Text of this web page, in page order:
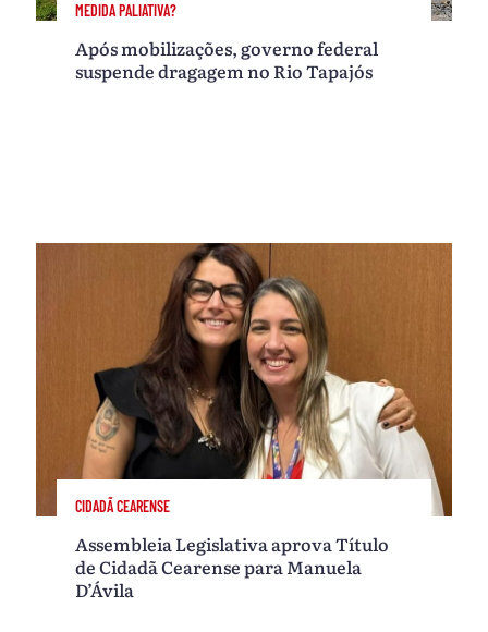
MEDIDA PALIATIVA?
Após mobilizações, governo federal
suspende dragagem no Rio Tapajós
CIDADÃ CEARENSE
Assembleia Legislativa aprova Título
de Cidadã Cearense para Manuela
D’Ávila